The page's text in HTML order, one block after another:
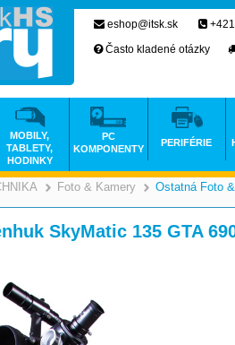
>
Foto & Kamery Ostatná Foto
SkyMatic 135 GTA
eshop@itsk.sk
Často kladené otázky
MOBILY,
TABLETY,
HODINKY
PC
KOMPONENTY
PERIFÉRIE